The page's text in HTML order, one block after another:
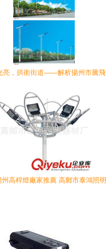
亮，拱衛街道——解析揚州市騰飛
臂燈
州高桿燈廠家推薦 高郵市泰鴻照明